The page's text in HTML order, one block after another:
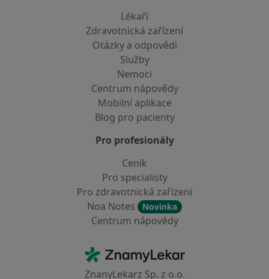
Lékaři
Zdravotnická zařízení
Otázky a odpovědi
Služby
Nemoci
Centrum nápovědy
Mobilní aplikace
Blog pro pacienty
Pro profesionály
Ceník
Pro specialisty
Pro zdravotnická zařízení
Noa Notes
Novinka
Centrum nápovědy
ZnamyLekar - Hlavní stránka
ZnanyLekarz Sp. z o.o.